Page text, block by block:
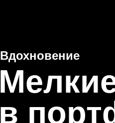
Вдохновение
М
в